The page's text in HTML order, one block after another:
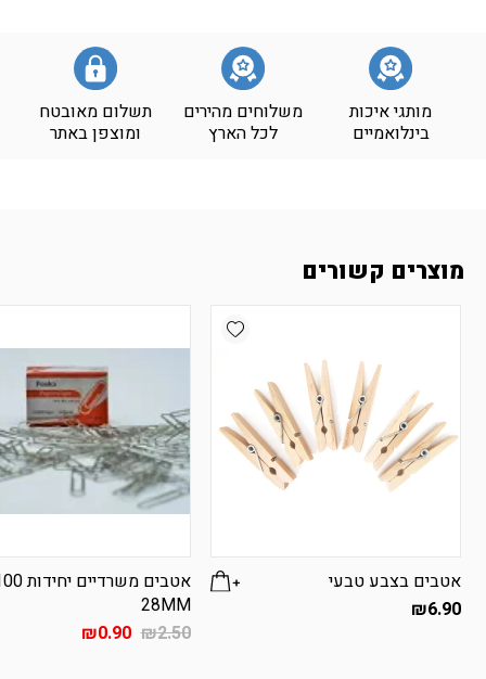
מותגי איכות
בינלואמיים
משלוחים מהירים
לכל הארץ
תשלום מאובטח
ומוצפן באתר
מוצרים קשורים
Add wishlist
אטבים בצבע טבעי
₪6.90
אטבים משרדיים
28MM
₪2.50 המחיר₪0.90